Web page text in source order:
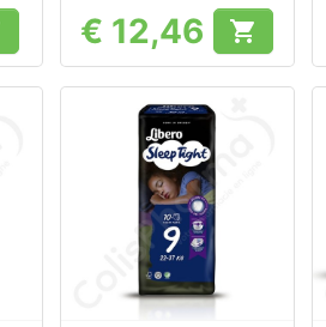
Prijs
€ 12,46 